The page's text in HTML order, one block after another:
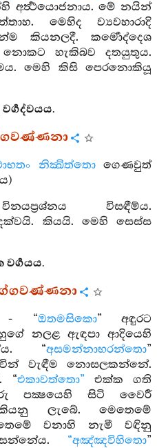
මේ නයින්
මෙහිද ව්‍යවහාරාදි
කියනලදී. කර්‍මොද්දෙශ
හැකිබව දතයුතුය.
මෙහි කිසි පෙරනොකියූ
නික්‍ඛිත්තොගෙණවුත්
විසඳීම්ය.
කියයි. මෙහි සෙස්ස
- “ඔතමසිකො” අඳුරට
නලළ ඇඳපා ආදියෙහි
“අසමන්නාභරන්තො”
වැඳීම නොසලකන්නේ.
“එකාවත්තො” එක්ක ගති
පක්‍ෂයෙහි සිටි වෛරී
ලැබේ. මෙතෙමේ
වනාහි නැමී වඳිනු
“අඤ්ඤවිහිතො”